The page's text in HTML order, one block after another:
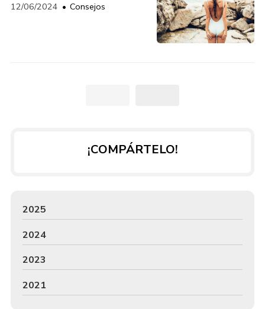
12/06/2024 Consejos
¡COMPÁRTELO!
2025
2024
2023
2021